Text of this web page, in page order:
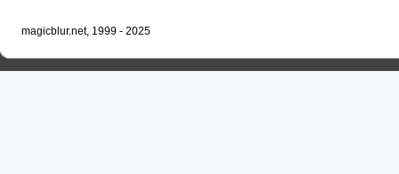
magicblur.net, 1999 - 2025